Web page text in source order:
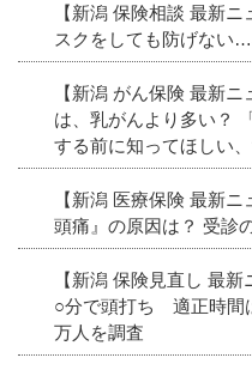
【新潟 保険相談 最新
スクをしても防げない
【新潟 がん保険 最新
は、乳がんより多い？
する前に知ってほしい
【新潟 医療保険 最新
頭痛』の原因は？ 受診
【新潟 保険見直し 最
○分で頭打ち 適正時間
万人を調査